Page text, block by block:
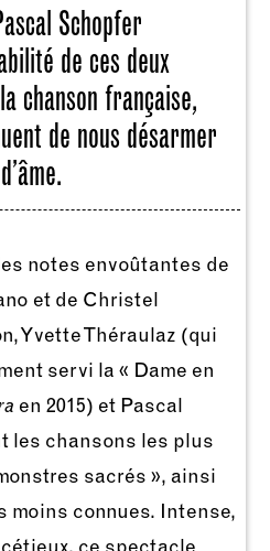
Schopfer
de ces deux
chanson française,
de nous désarmer
notes envoûtantes de
et de Christel
Yvette Théraulaz (qui
servi la « Dame en
en 2015) et Pascal
les chansons les plus
sacrés », ainsi
moins connues. Intense,